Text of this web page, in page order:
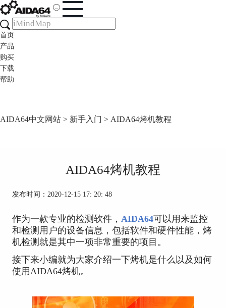
首页
产品
购买
下载
帮助
AIDA64中文网站 > 新手入门 > AIDA64烤机教程
AIDA64烤机教程
发布时间：2020-12-15 17: 20: 48
作为一款专业的检测软件， AIDA64可以用来监控
和检测用户的设备信息，包括软件和硬件性能，烤
机检测就是其中一项非常重要的项目。
接下来小编就为大家介绍一下烤机是什么以及如何
使用AIDA64烤机。